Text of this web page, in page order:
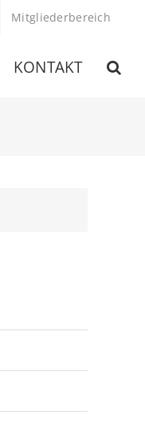
Mitgliederbereich
KONTAKT